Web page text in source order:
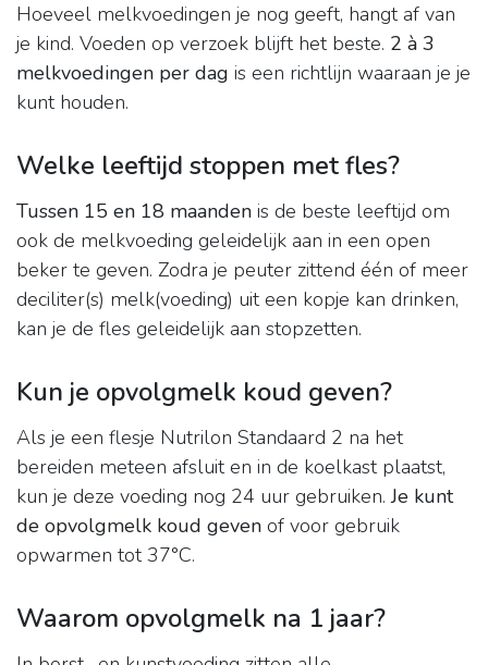
Hoeveel melkvoedingen je nog geeft, hangt af van
je kind. Voeden op verzoek blijft het beste. 2 à 3
melkvoedingen per dag is een richtlijn waaraan je je
kunt houden.
Welke leeftijd stoppen met fles?
Tussen 15 en 18 maanden is de beste leeftijd om
ook de melkvoeding geleidelijk aan in een open
beker te geven. Zodra je peuter zittend één of meer
deciliter(s) melk(voeding) uit een kopje kan drinken,
kan je de fles geleidelijk aan stopzetten.
Kun je opvolgmelk koud geven?
Als je een flesje Nutrilon Standaard 2 na het
bereiden meteen afsluit en in de koelkast plaatst,
kun je deze voeding nog 24 uur gebruiken.Je kunt
de opvolgmelk koud geven of voor gebruik
opwarmen tot 37°C.
Waarom opvolgmelk na 1 jaar?